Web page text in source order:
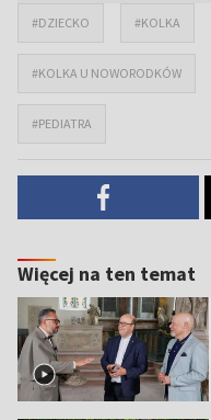
#DZIECKO #KOLKA
#KOLKA U NOWORODKÓW
#PEDIATRA
Więcej na ten temat